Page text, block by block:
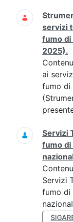
servizi
fumo
2025).
ai
fumo di
Servizi
fumo di
Servizi
fumo di